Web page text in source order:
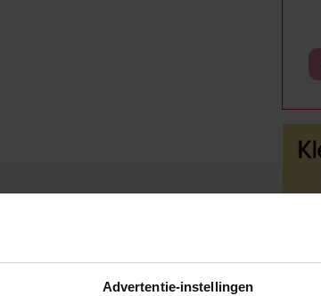
Advertentie-instellingen